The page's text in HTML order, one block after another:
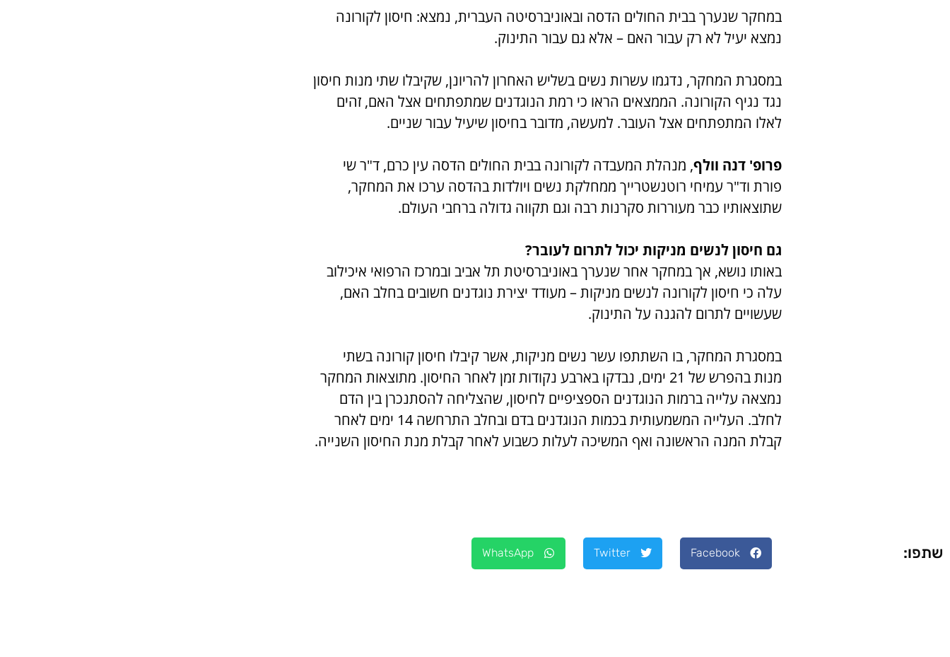
במחקר שנערך בבית החולים הדסה ובאוניברסיטה העברית, נמצא: חיסון לקורונה
נמצא יעיל לא רק עבור האם – אלא גם עבור התינוק.
במסגרת המחקר, נדגמו עשרות נשים בשליש האחרון להריונן, שקיבלו שתי מנות חיסון
נגד נגיף הקורונה. הממצאים הראו כי רמת הנוגדנים שמתפתחים אצל האם, זהים
לאלו המתפתחים אצל העובר. למעשה, מדובר בחיסון שיעיל עבור שניים.
פרופ' דנה וולף, מנהלת המעבדה לקורונה בבית החולים הדסה עין כרם, ד"ר שי
פורת וד"ר עמיחי רוטנשטרייך ממחלקת נשים ויולדות בהדסה ערכו את המחקר,
שתוצאותיו כבר מעוררות סקרנות רבה וגם תקווה גדולה ברחבי העולם.
גם חיסון לנשים מניקות יכול לתרום לעובר?
באותו נושא, אך במחקר אחר שנערך באוניברסיטת תל אביב ובמרכז הרפואי איכילוב
עלה כי חיסון לקורונה לנשים מניקות – מעודד יצירת נוגדנים חשובים בחלב האם,
שעשויים לתרום להגנה על התינוק.
במסגרת המחקר, בו השתתפו עשר נשים מניקות, אשר קיבלו חיסון קורונה בשתי
מנות בהפרש של 21 ימים, נבדקו בארבע נקודות זמן לאחר החיסון. מתוצאות המחקר
נמצאה עלייה ברמות הנוגדנים הספציפיים לחיסון, שהצליחה להסתנכרן בין הדם
לחלב. העלייה המשמעותית בכמות הנוגדנים בדם ובחלב התרחשה 14 ימים לאחר
קבלת המנה הראשונה ואף המשיכה לעלות כשבוע לאחר קבלת מנת החיסון השנייה.
שתפו: Facebook
Twitter
WhatsApp